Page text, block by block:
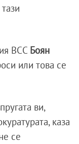
ВСС Боян
или това се
ви,
каза
се